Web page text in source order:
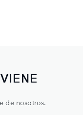
de nosotros.